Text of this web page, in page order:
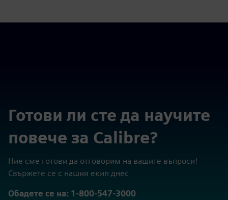
Готови ли сте да научите
повече за Calibre?
Ние сме готови да отговорим на вашите въпроси!
Свържете се с нашия екип днес
Обадете се на: 1-800-547-3000